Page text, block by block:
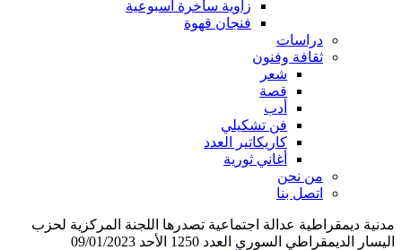
زاوية ساخرة اسبوعية
فنجان قهوة
دراسات
ثقافة وفنون
شعر
قصة
أدب
فن تشكيلي
كاريكاتير العدد
أغاني ثورية
من نحن
اتصل بنا
مدنية ديمقراطية عدالة اجتماعية تصدرها اللجنة المركزية لحزب
اليسار الديمقراطي السوري العدد 1250 الأحد 09/01/2023